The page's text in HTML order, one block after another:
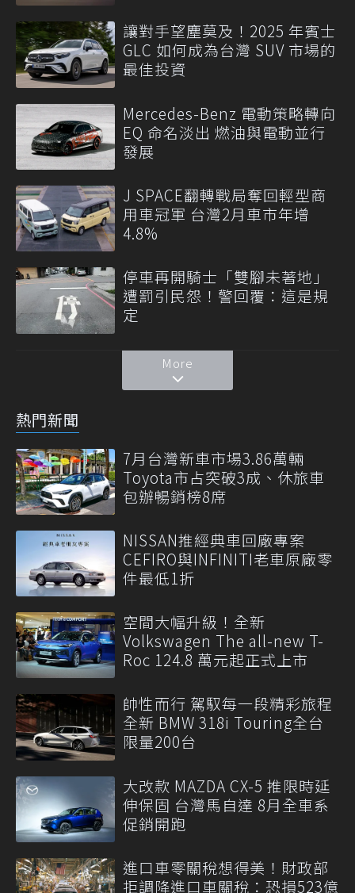
讓對手望塵莫及！2025 年賓士
GLC 如何成為台灣 SUV 市場的
最佳投資
Mercedes-Benz 電動策略轉向
EQ 命名淡出 燃油與電動並行
發展
J SPACE翻轉戰局奪回輕型商
用車冠軍 台灣2月車市年增
4.8%
停車再開騎士「雙腳未著地」
遭罰引民怨！警回覆：這是規
定
More
熱門新聞
7月台灣新車市場3.86萬輛
Toyota市占突破3成、休旅車
包辦暢銷榜8席
NISSAN推經典車回廠專案
CEFIRO與INFINITI老車原廠零
件最低1折
空間大幅升級！全新
Volkswagen The all-new T-
Roc 124.8 萬元起正式上市
帥性而行 駕馭每一段精彩旅程
全新 BMW 318i Touring全台
限量200台
大改款 MAZDA CX-5 推限時延
伸保固 台灣馬自達 8月全車系
促銷開跑
進口車零關稅想得美！財政部
拒調降進口車關稅：恐損523億